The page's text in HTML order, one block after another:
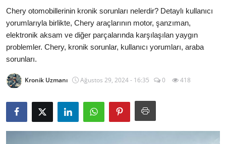
İletişim
Trafik & Cezalar
Sigorta & Kasko
Vergi & ÖTV & MTV
Sorgulamalar
Chery otomobillerinin kronik sorunları nelerdir? Detaylı kullanıcı
yorumlarıyla birlikte, Chery araçlarının motor, şanzıman,
elektronik aksam ve diğer parçalarında karşılaşılan yaygın
problemler. Chery, kronik sorunlar, kullanıcı yorumları, araba
sorunları.
Kronik Uzmanı Ağustos 29, 2024 - 16:35 0 418